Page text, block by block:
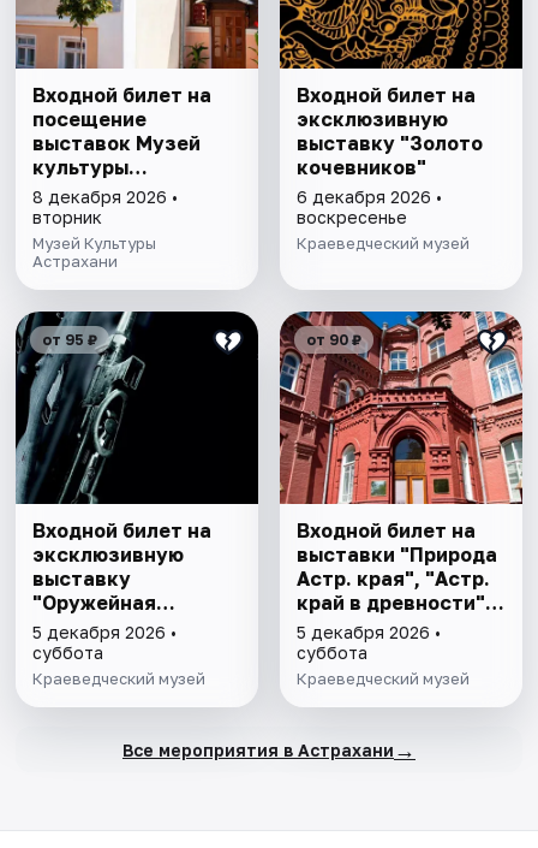
Входной билет на
посещение
выставок Музей
культуры
Астрахани
8 декабря 2026 •
вторник
Музей Культуры
Астрахани
Входной билет на
эксклюзивную
выставку "Золото
кочевников"
6 декабря 2026 •
воскресенье
Краеведческий музей
от 95 ₽
Входной билет на
эксклюзивную
выставку
"Оружейная
комната"
5 декабря 2026 •
суббота
Краеведческий музей
от 90 ₽
Входной билет на
выставки "Природа
Астр. края", "Астр.
край в древности",
"Заселение Астр.
края"
5 декабря 2026 •
суббота
Краеведческий музей
Все мероприятия в Астрахани →